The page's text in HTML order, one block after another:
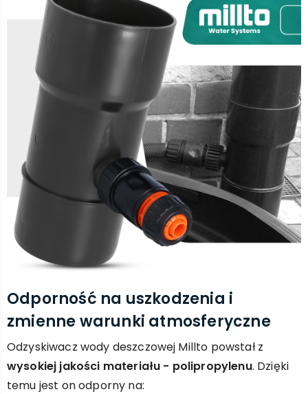
Odporność na uszkodzenia i
zmienne warunki atmosferyczne
Odzyskiwacz wody deszczowej Millto powstał z
wysokiej jakości materiału - polipropylenu. Dzięki
temu jest on odporny na: